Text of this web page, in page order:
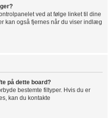
ved at følge linket til dine
kan også fjernes når du viser indlæg
på dette board?
bestemte filtyper. Hvis du er
kan du kontakte